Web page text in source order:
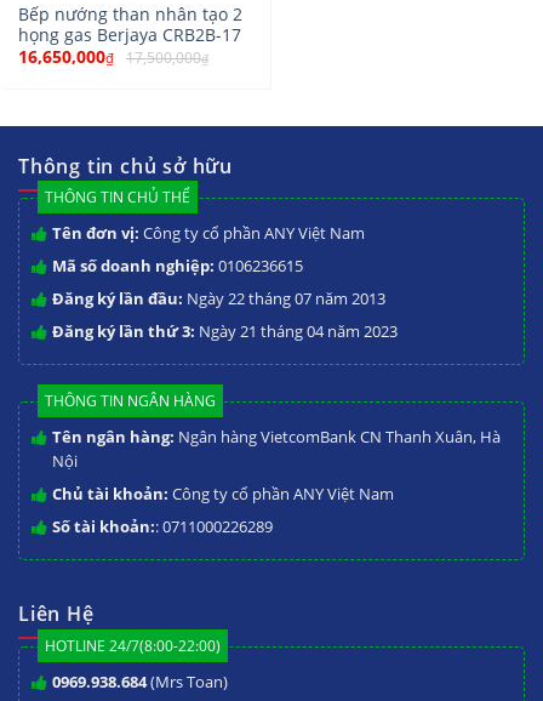
Bếp nướng than nhân tạo 2
họng gas Berjaya CRB2B-17
16,650,000₫ 17,500,000₫
Thông tin chủ sở hữu
THÔNG TIN CHỦ THỂ
Tên đơn vị: Công ty cổ phần ANY Việt Nam
Mã số doanh nghiệp: 0106236615
Đăng ký lần đầu: Ngày 22 tháng 07 năm 2013
Đăng ký lần thứ 3: Ngày 21 tháng 04 năm 2023
THÔNG TIN NGÂN HÀNG
Tên ngân hàng: Ngân hàng VietcomBank CN Thanh Xuân, Hà
Nội
Chủ tài khoản: Công ty cổ phần ANY Việt Nam
Số tài khoản:: 0711000226289
Liên Hệ
HOTLINE 24/7(8:00-22:00)
0969.938.684(Mrs Toan)